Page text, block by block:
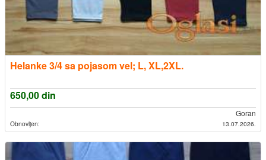
Helanke 3/4 sa pojasom vel; L, XL,2XL.
650,00din
Goran
Obnovljen: 13.07.2026.